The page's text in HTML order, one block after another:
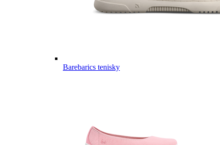
Barebarics tenisky